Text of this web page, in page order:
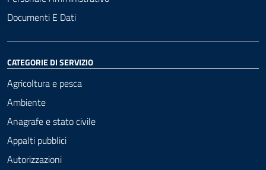
Documenti E Dati
CATEGORIE DI SERVIZIO
Agricoltura e pesca
Ambiente
Anagrafe e stato civile
Appalti pubblici
Autorizzazioni